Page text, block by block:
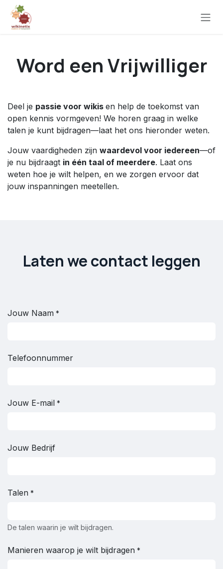
Overslaan naar inhoud
Word een Vrijwilliger
Deel je passie voor wikis en help de toekomst van
open kennis vormgeven! We horen graag in welke
talen je kunt bijdragen—laat het ons hieronder weten.
Jouw vaardigheden zijn waardevol voor iedereen—of
je nu bijdraagt in één taal of meerdere. Laat ons
weten hoe je wilt helpen, en we zorgen ervoor dat
jouw inspanningen meetellen.
Laten we contact leggen
Jouw Naam *
Telefoonnummer
Jouw E-mail *
Jouw Bedrijf
Talen *
De talen waarin je wilt bijdragen.
Manieren waarop je wilt bijdragen *